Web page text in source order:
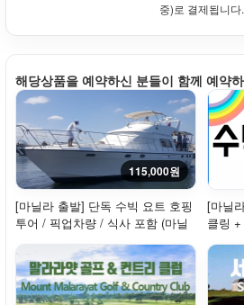
중)로 결제됩니다.
해당상품을 예약하신 분들이 함께 예약
115,000원
[마닐라 출발] 단독 수빅 요트 호핑
투어 / 픽업차량 / 식사 포함 (마닐
라근교...
[마닐
클링
중식)